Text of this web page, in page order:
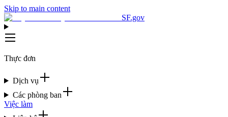
Skip to main content
SF.gov
Thực đơn
Dịch vụ
Các phòng ban
Việc làm